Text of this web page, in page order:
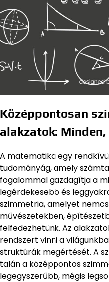
Középpontosan
alakzatok:
A matematika egy
tudományág, amely
fogalommal gazdagítja a
legérdekesebb és
szimmetria, amelyet
művészetekben,
felfedezhetünk. Az
rendszert vinni a
struktúrák megértését. A
talán a középpontos
legegyszerűbb, mégis